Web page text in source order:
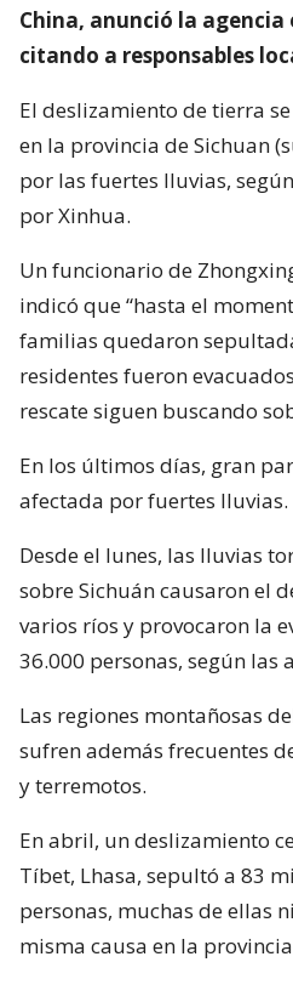
China, anunció la
citando a responsables
El deslizamiento de tierra
en la provincia de Sichuan
por las fuertes lluvias,
por Xinhua.
Un funcionario de
indicó que “hasta el
familias quedaron
residentes fueron
rescate siguen buscando
En los últimos días, gran
afectada por fuertes lluvias.
Desde el lunes, las lluvias
sobre Sichuán causaron el
varios ríos y provocaron la
36.000 personas, según las
Las regiones montañosas
sufren además frecuentes
y terremotos.
En abril, un deslizamiento
Tíbet, Lhasa, sepultó a 83
personas, muchas de ellas
misma causa en la